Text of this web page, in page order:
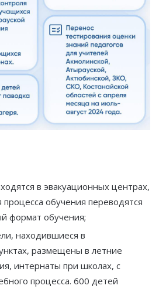
в эвакуационных центрах,
обучения переводятся
формат обучения;
находившиеся в
размещены в летние
интернаты при школах, с
процесса. 600 детей